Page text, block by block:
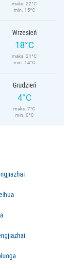
maks. 22°C
min. 15°C
Wrzesień
18°C
maks. 21°C
min. 14°C
Grudzień
4°C
maks. 7°C
min. 0°C